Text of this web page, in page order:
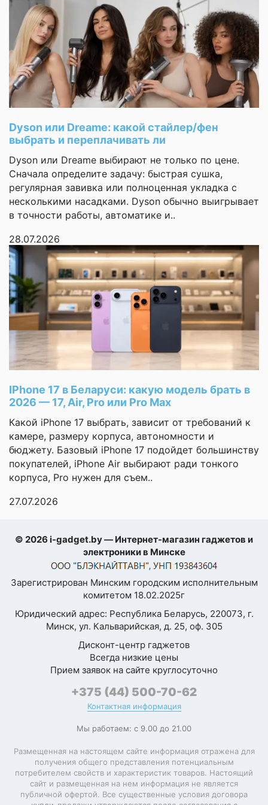
заранее
премиальных
смартфонов
моноблокового типа.
Такое улучшенное
соотношение сторон
обеспечивает
удобство и
естественность
набора текста, а также
производительность.
Основные
Тип
смартфон
Операционная
система
Android
Версия ОС на
момент выхода
Android 16
Оболочка
One UI
Размер экрана
8"
Разрешение
экрана
1968x2184
Технология экрана
Частота
обновления экрана
120 Гц
Тип оперативной
памяти
LPDDR5X
Тип встроенной
памяти
UFS 4.0
матрицы основной
Характеристики
блока камер
200 Мп, 24 мм, f/1.7,
1/1.3", 0.6 мкм, FOV 85°,
Quad Pixel AF,
оптическая
стабилизация,
Samsung HP2,
широкоугольный
12 Мп, f/2.2, 1.4 мкм,
FOV 120°, Dual Pixel AF,
сверхширокоугольный
10 Мп, 67 мм, f/2.4, 1.0
мкм, FOV 36°, PDAF, 3x
оптический зум,
оптическая
стабилизация,
телеобъектив
Максимальное
7680x4320 (30
кадров/с)
Беспроводная
зарядка
15 Вт
коробка из
переработанного
картона это вайб
ребята молодцы за
экологию все к
Моя оценка —
руто
zxc_boi
Страница
1 из 3
Оставить
отзыв
Ваша
оценка
—
Ваше
имя
—
Комментарий
Я согласен с
конфиденциальности
Dyson или Dreame: какой стайлер/фен
выбрать и переплачивать ли
Dyson или Dreame выбирают не только по цене.
Сначала определите задачу: быстрая сушка,
регулярная завивка или полноценная укладка с
несколькими насадками. Dyson обычно выигрывает
в точности работы, автоматике и..
28.07.2026
IPhone 17 в Беларуси: какую модель брать в
2026 — 17, Air, Pro или Pro Max
Какой iPhone 17 выбрать, зависит от требований к
камере, размеру корпуса, автономности и
бюджету. Базовый iPhone 17 подойдет большинству
покупателей, iPhone Air выбирают ради тонкого
корпуса, Pro нужен для съем..
27.07.2026
© 2026 i-gadget.by — Интернет-магазин гаджетов и
электроники в Минске
Зарегистрирован Минским городским исполнительным
комитетом 18.02.2025г
Юридический адрес: Республика Беларусь, 220073, г.
Минск, ул. Кальварийская, д. 25, оф. 305
Дисконт-центр гаджетов
Всегда низкие цены
Прием заявок на сайте круглосуточно
+375 (44) 500-70-62
Контактная информация
Мы работаем: с 9.00 до 21.00
Размещенная на настоящем сайте информация отражена для
получения общего представления потенциальным
потребителем свойств и характеристик товаров. Настоящий
сайт и размещенная на нем информация не является
публичной офертой. Все существенные условия договора